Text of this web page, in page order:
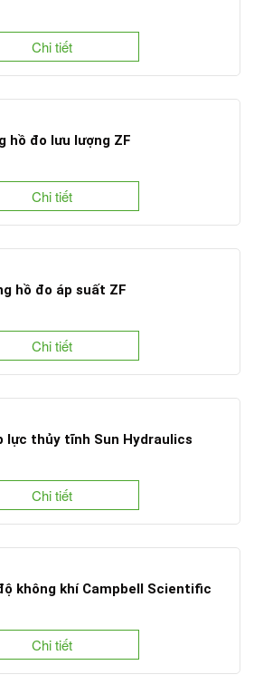
Chi tiết
hồ đo lưu lượng ZF
Chi tiết
hồ đo áp suất ZF
Chi tiết
lực thủy tĩnh Sun Hydraulics
Chi tiết
không khí Campbell Scientific
Chi tiết